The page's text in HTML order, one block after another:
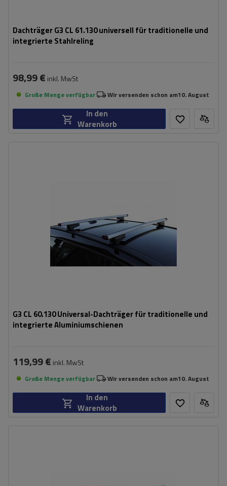
Dachträger G3 CL 61.130 universell für traditionelle und
integrierte Stahlreling
98,99 € inkl. MwSt
Große Menge verfügbar Wir versenden schon am10. August
In den
Warenkorb
G3 CL 60.130 Universal-Dachträger für traditionelle und
integrierte Aluminiumschienen
119,99 € inkl. MwSt
Große Menge verfügbar Wir versenden schon am10. August
In den
Warenkorb